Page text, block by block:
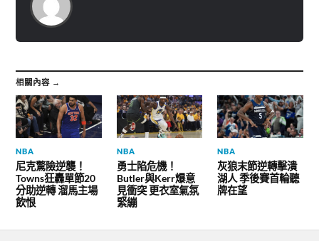
相關內容 →
NBA
尼克驚險逆襲！
Towns狂轟單節20
分助逆轉 溜馬主場
飲恨
NBA
勇士陷危機！
Butler與Kerr爆意
見衝突 更衣室氣氛
緊繃
NBA
灰狼末節逆轉擊潰
湖人 季後賽首輪聽
牌在望